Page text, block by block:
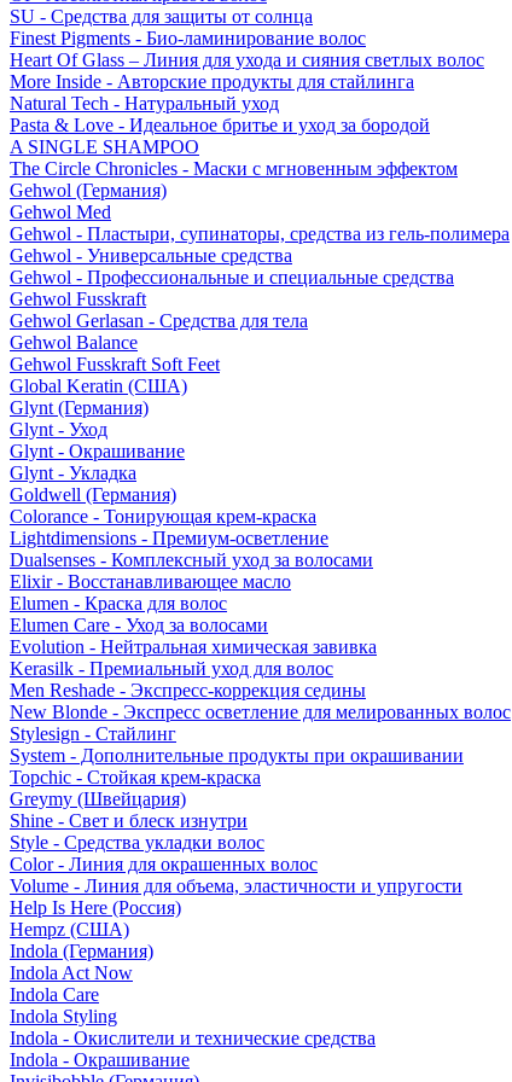
SU - Средства для защиты от солнца
Finest Pigments - Био-ламинирование волос
Heart Of Glass – Линия для ухода и сияния светлых волос
More Inside - Авторские продукты для стайлинга
Natural Tech - Натуральный уход
Pasta & Love - Идеальное бритье и уход за бородой
A SINGLE SHAMPOO
The Circle Chronicles - Маски с мгновенным эффектом
Gehwol (Германия)
Gehwol Med
Gehwol - Пластыри, супинаторы, средства из гель-полимера
Gehwol - Универсальные средства
Gehwol - Профессиональные и специальные средства
Gehwol Fusskraft
Gehwol Gerlasan - Средства для тела
Gehwol Balance
Gehwol Fusskraft Soft Feet
Global Keratin (США)
Glynt (Германия)
Glynt - Уход
Glynt - Окрашивание
Glynt - Укладка
Goldwell (Германия)
Colorance - Тонирующая крем-краска
Lightdimensions - Премиум-осветление
Dualsenses - Комплексный уход за волосами
Elixir - Восстанавливающее масло
Elumen - Краска для волос
Elumen Care - Уход за волосами
Evolution - Нейтральная химическая завивка
Kerasilk - Премиальный уход для волос
Men Reshade - Экспресс-коррекция седины
New Blonde - Экспресс осветление для мелированных волос
Stylesign - Стайлинг
System - Дополнительные продукты при окрашивании
Topchic - Стойкая крем-краска
Greymy (Швейцария)
Shine - Свет и блеск изнутри
Style - Средства укладки волос
Color - Линия для окрашенных волос
Volume - Линия для объема, эластичности и упругости
Help Is Here (Россия)
Hempz (США)
Indola (Германия)
Indola Act Now
Indola Care
Indola Styling
Indola - Окислители и технические средства
Indola - Окрашивание